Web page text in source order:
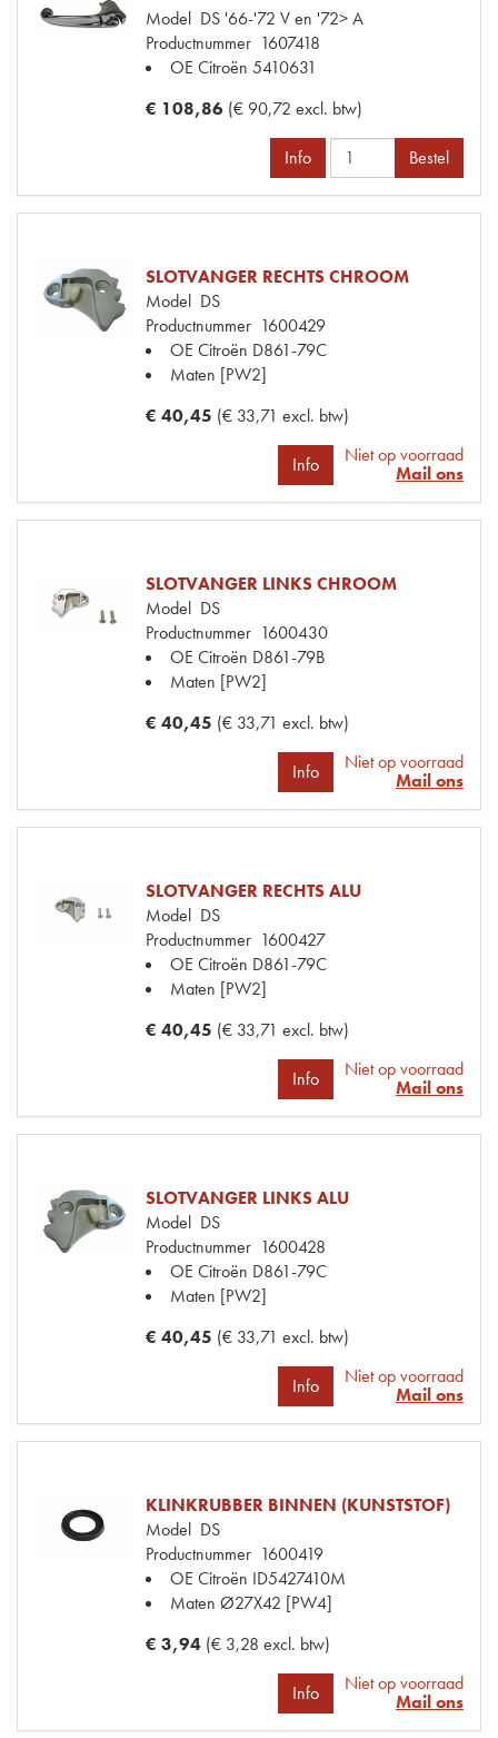
Model DS '66-'72 V en '72> A
Productnummer 1607418
OE Citroën 5410631
€ 108,86 (€ 90,72 excl. btw)
Info Bestel
SLOTVANGER RECHTS CHROOM
Model DS
Productnummer 1600429
OE Citroën D861-79C
Maten [PW2]
€ 40,45 (€ 33,71 excl. btw)
Info
Niet op voorraad
Mail ons
SLOTVANGER LINKS CHROOM
Model DS
Productnummer 1600430
OE Citroën D861-79B
Maten [PW2]
€ 40,45 (€ 33,71 excl. btw)
Info
Niet op voorraad
Mail ons
SLOTVANGER RECHTS ALU
Model DS
Productnummer 1600427
OE Citroën D861-79C
Maten [PW2]
€ 40,45 (€ 33,71 excl. btw)
Info
Niet op voorraad
Mail ons
SLOTVANGER LINKS ALU
Model DS
Productnummer 1600428
OE Citroën D861-79C
Maten [PW2]
€ 40,45 (€ 33,71 excl. btw)
Info
Niet op voorraad
Mail ons
KLINKRUBBER BINNEN (KUNSTSTOF)
Model DS
Productnummer 1600419
OE Citroën ID5427410M
Maten Ø27X42 [PW4]
€ 3,94 (€ 3,28 excl. btw)
Info
Niet op voorraad
Mail ons